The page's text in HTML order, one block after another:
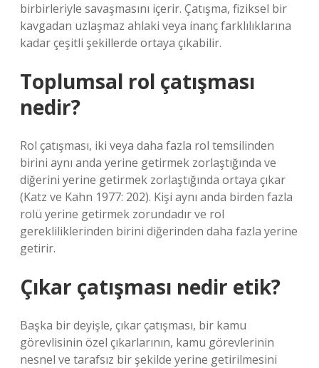
birbirleriyle savaşmasını içerir. Çatışma, fiziksel bir
kavgadan uzlaşmaz ahlaki veya inanç farklılıklarına
kadar çeşitli şekillerde ortaya çıkabilir.
Toplumsal rol çatışması
nedir?
Rol çatışması, iki veya daha fazla rol temsilinden
birini aynı anda yerine getirmek zorlaştığında ve
diğerini yerine getirmek zorlaştığında ortaya çıkar
(Katz ve Kahn 1977: 202). Kişi aynı anda birden fazla
rolü yerine getirmek zorundadır ve rol
gerekliliklerinden birini diğerinden daha fazla yerine
getirir.
Çıkar çatışması nedir etik?
Başka bir deyişle, çıkar çatışması, bir kamu
görevlisinin özel çıkarlarının, kamu görevlerinin
nesnel ve tarafsız bir şekilde yerine getirilmesini